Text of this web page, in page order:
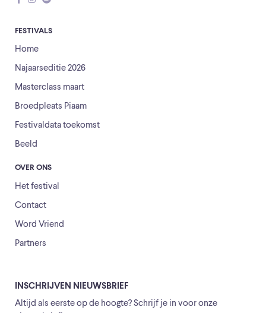
FESTIVALS
Home
Najaarseditie 2026
Masterclass maart
Broedpleats Piaam
Festivaldata toekomst
Beeld
OVER ONS
Het festival
Contact
Word Vriend
Partners
INSCHRIJVEN NIEUWSBRIEF
Altijd als eerste op de hoogte? Schrijf je in voor onze